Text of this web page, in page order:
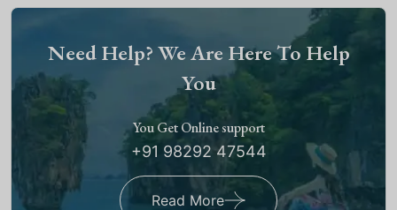
Need Help? We Are Here To Help
You
You Get Online support
+91 98292 47544
Read More